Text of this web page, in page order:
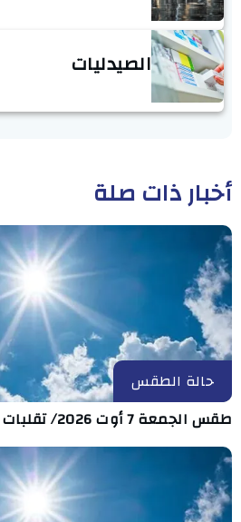
الصيدليات
أخبار ذات صلة
حالة الطقس
طقس الجمعة 7 أوت 2026/ تقلبات بعد الظهيرة